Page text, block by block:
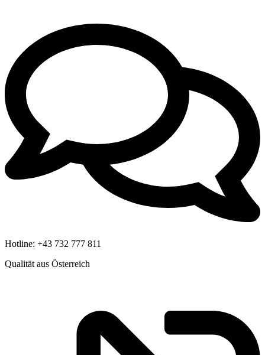
Hotline: +43 732 777 811
Qualität aus Österreich